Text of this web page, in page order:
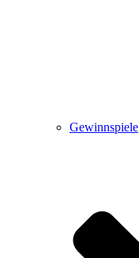
Gewinnspiele